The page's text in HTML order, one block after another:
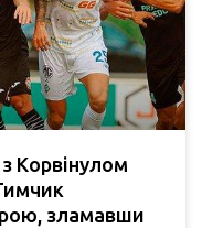
Корвінулом
зламавши